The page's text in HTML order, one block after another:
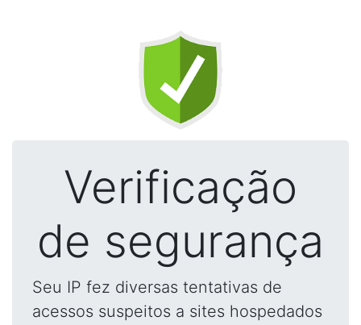
Verificação
de segurança
Seu IP fez diversas tentativas de
acessos suspeitos a sites hospedados